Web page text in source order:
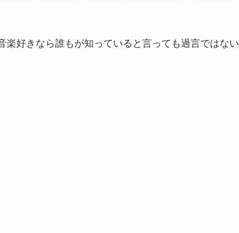
好きなら誰もが知っていると言っても過言ではない